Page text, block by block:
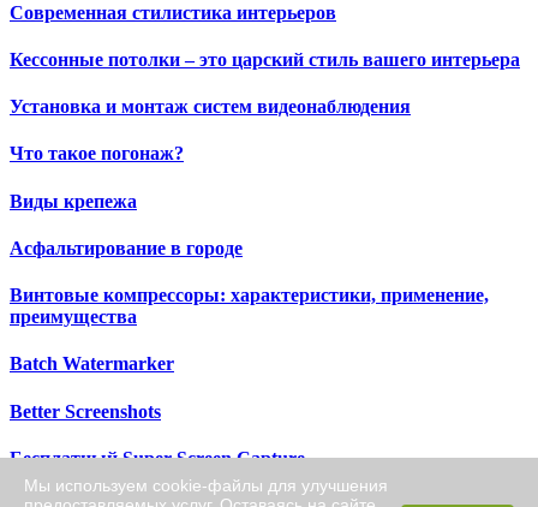
Современная стилистика интерьеров
Кессонные потолки – это царский стиль вашего интерьера
Установка и монтаж систем видеонаблюдения
Что такое погонаж?
Виды крепежа
Асфальтирование в городе
Винтовые компрессоры: характеристики, применение,
преимущества
Batch Watermarker
Better Screenshots
Бесплатный Super Screen Capture
Мы используем cookie-файлы для улучшения